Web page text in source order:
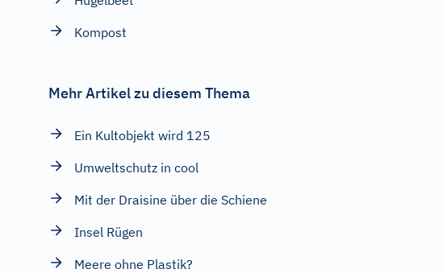
Kompost
Mehr Artikel zu diesem Thema
Ein Kultobjekt wird 125
Umweltschutz in cool
Mit der Draisine über die Schiene
Insel Rügen
Meere ohne Plastik?